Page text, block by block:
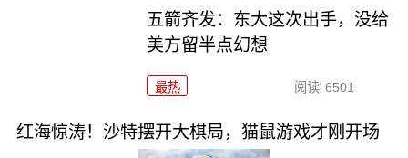
五箭齐发：东大这次出手，没给
美方留半点幻想
最热 阅读 6501
红海惊涛！沙特摆开大棋局，猫鼠游戏才刚开场